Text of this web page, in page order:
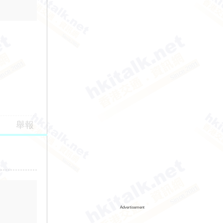
舉報
Advertisement